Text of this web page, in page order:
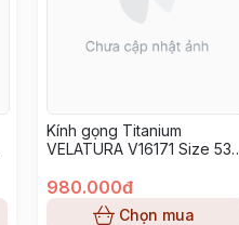
Kính gọng Titanium
VELATURA V16171 Size 53-
980.000đ
Chọn mua